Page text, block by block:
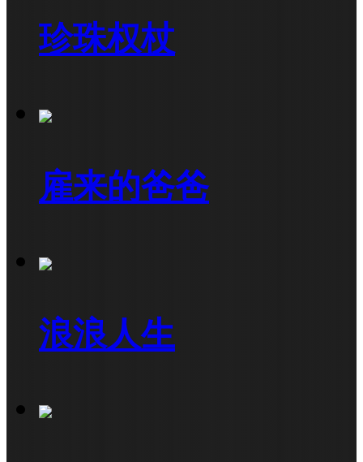
珍珠权杖
雇来的爸爸
浪浪人生